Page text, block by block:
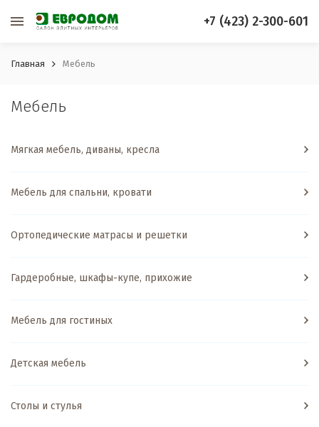
+7 (423) 2-300-601
Главная Мебель
Мебель
Мягкая мебель, диваны, кресла
Мебель для спальни, кровати
Ортопедические матрасы и решетки
Гардеробные, шкафы-купе, прихожие
Мебель для гостиных
Детская мебель
Столы и стулья